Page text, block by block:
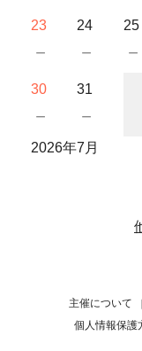
23
－
24
－
25
－
30
－
31
－
2026年7月
主催について
個人情報保護